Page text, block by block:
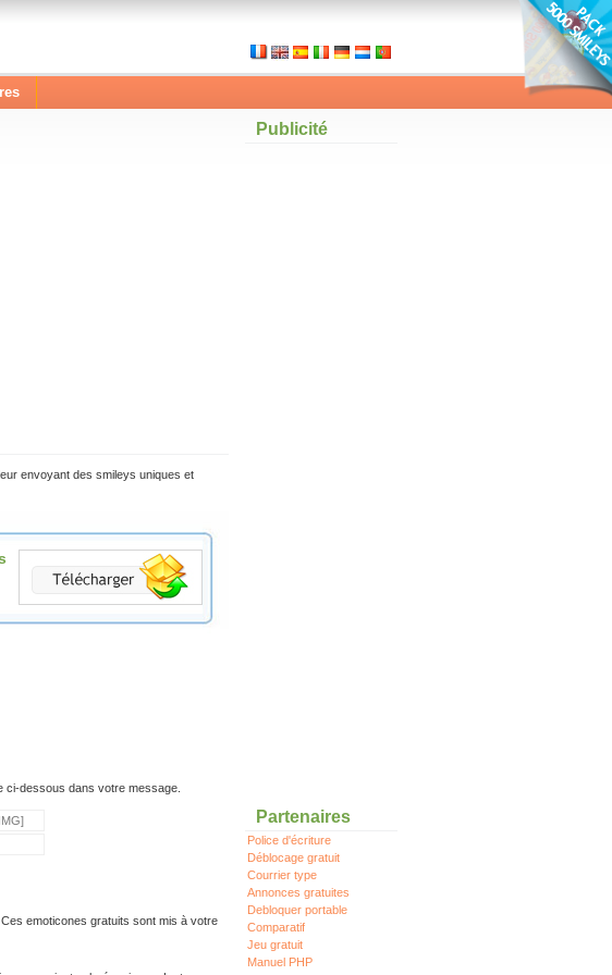
envoyant des smileys uniques et
ci-dessous dans votre message.
emoticones gratuits sont mis à votre
Publicité
Partenaires
Police d'écriture
Déblocage gratuit
Courrier type
Annonces gratuites
Debloquer portable
Comparatif
Jeu gratuit
Manuel PHP